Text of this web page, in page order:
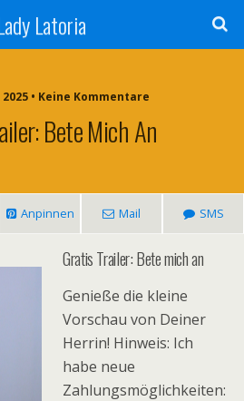
Latoria
• Keine Kommentare
Bete Mich An
Anpinnen Mail SMS
Gratis Trailer: Bete mich an
Genieße die kleine
Vorschau von Deiner
Herrin! Hinweis: Ich
habe neue
Zahlungsmöglichkeiten: